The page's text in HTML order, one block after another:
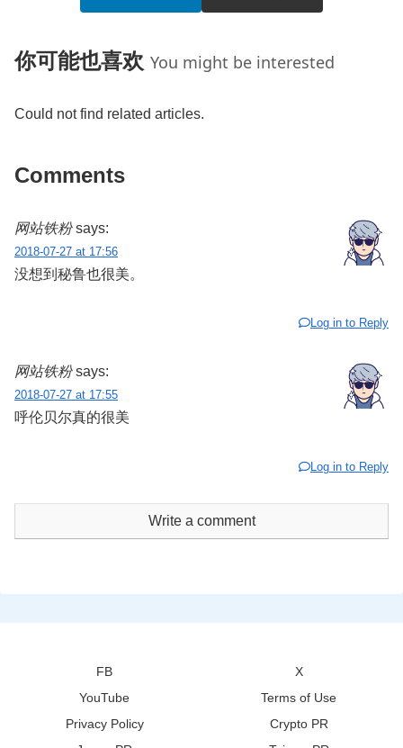
你可能也喜欢 You might be interested
Could not find related articles.
Comments
网站铁粉 says:
2018-07-27 at 17:56
没想到秘鲁也很美。
Log in to Reply
网站铁粉 says:
2018-07-27 at 17:55
呼伦贝尔真的很美
Log in to Reply
Write a comment
FB
X
YouTube
Terms of Use
Privacy Policy
Crypto PR